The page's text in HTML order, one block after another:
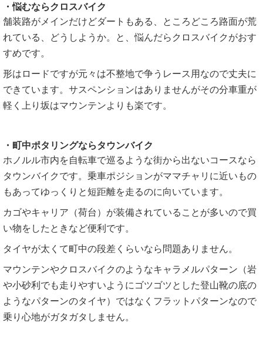
・悩むならクロスバイク
舗装路がメインだけどダートもある、ところどころ路面が荒
れている、どうしようか。と、悩んだらクロスバイクがおす
すめです。
形はロードですが元々は不整地で争うレース用なので丈夫に
できています。サスペンションはありませんがその分車重が
軽く上り坂はマウンテンよりも楽です。
・町中ポタリングならタウンバイク
ホノルル市内を自転車で巡るような街から出ないコースなら
タウンバイクです。乗車ポジションがママチャリに近いもの
もあってゆっくりと短距離を走るのに向いています。
カゴやキャリア（荷台）が装備されていることが多いので買
い物をしたときなど便利です。
タイヤが太くて町中の段差くらいなら問題ありません。
マウンテンやクロスバイクのようなキャラメルパターン（岩
や小砂利でも走りやすいようにゴツゴツとした登山靴の底の
ようなパターンのタイヤ）ではなくフラットパターンなので
乗り心地がガタガタしません。